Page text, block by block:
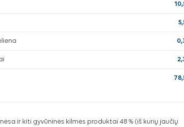
ir kiti gyvūninės kilmės produktai 48 % (iš kurių jaučių